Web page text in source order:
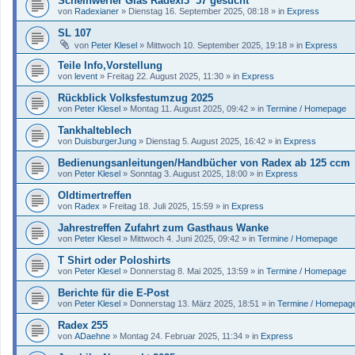
von Radexianer » Dienstag 16. September 2025, 08:18 » in Express
SL 107
von Peter Klesel » Mittwoch 10. September 2025, 19:18 » in Express
Teile Info,Vorstellung
von levent » Freitag 22. August 2025, 11:30 » in Express
Rückblick Volksfestumzug 2025
von Peter Klesel » Montag 11. August 2025, 09:42 » in Termine / Homepage
Tankhalteblech
von DuisburgerJung » Dienstag 5. August 2025, 16:42 » in Express
Bedienungsanleitungen/Handbücher von Radex ab 125 ccm
von Peter Klesel » Sonntag 3. August 2025, 18:00 » in Express
Oldtimertreffen
von Radex » Freitag 18. Juli 2025, 15:59 » in Express
Jahrestreffen Zufahrt zum Gasthaus Wanke
von Peter Klesel » Mittwoch 4. Juni 2025, 09:42 » in Termine / Homepage
T Shirt oder Poloshirts
von Peter Klesel » Donnerstag 8. Mai 2025, 13:59 » in Termine / Homepage
Berichte für die E-Post
von Peter Klesel » Donnerstag 13. März 2025, 18:51 » in Termine /
Radex 255
von ADaehne » Montag 24. Februar 2025, 11:34 » in Express